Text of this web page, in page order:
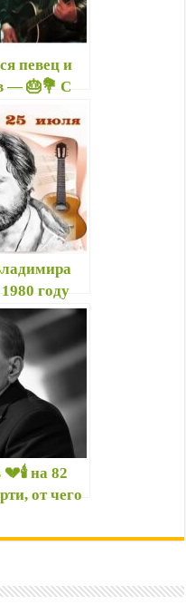
певец и
— 🎂💐 С
— автор
году
поэт,
на 82
от чего